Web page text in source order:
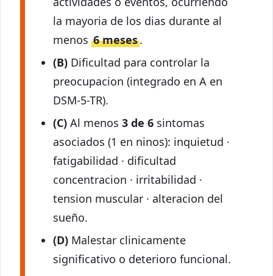
la mayoria de los dias durante al
menos 6 meses.
(B) Dificultad para controlar la
preocupacion (integrado en A en
DSM-5-TR).
(C) Al menos 3 de 6 sintomas
asociados (1 en ninos): inquietud ·
fatigabilidad · dificultad
concentracion · irritabilidad ·
tension muscular · alteracion del
sueño.
(D) Malestar clinicamente
significativo o deterioro funcional.